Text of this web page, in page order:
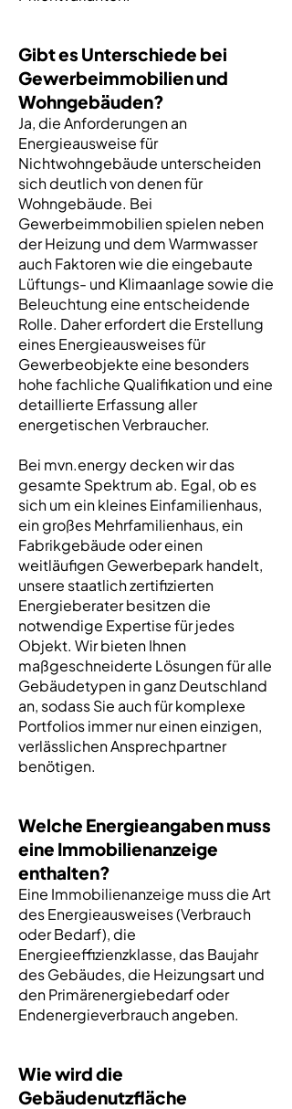
Gibt es Unterschiede bei
Gewerbeimmobilien und
Wohngebäuden?
Ja, die Anforderungen an
Energieausweise für
Nichtwohngebäude unterscheiden
sich deutlich von denen für
Wohngebäude. Bei
Gewerbeimmobilien spielen neben
der Heizung und dem Warmwasser
auch Faktoren wie die eingebaute
Lüftungs- und Klimaanlage sowie die
Beleuchtung eine entscheidende
Rolle. Daher erfordert die Erstellung
eines Energieausweises für
Gewerbeobjekte eine besonders
hohe fachliche Qualifikation und eine
detaillierte Erfassung aller
energetischen Verbraucher.
Bei mvn.energy decken wir das
gesamte Spektrum ab. Egal, ob es
sich um ein kleines Einfamilienhaus,
ein großes Mehrfamilienhaus, ein
Fabrikgebäude oder einen
weitläufigen Gewerbepark handelt,
unsere staatlich zertifizierten
Energieberater besitzen die
notwendige Expertise für jedes
Objekt. Wir bieten Ihnen
maßgeschneiderte Lösungen für alle
Gebäudetypen in ganz Deutschland
an, sodass Sie auch für komplexe
Portfolios immer nur einen einzigen,
verlässlichen Ansprechpartner
benötigen.
Welche Energieangaben muss
eine Immobilienanzeige
enthalten?
Eine Immobilienanzeige muss die Art
des Energieausweises (Verbrauch
oder Bedarf), die
Energieeffizienzklasse, das Baujahr
des Gebäudes, die Heizungsart und
den Primärenergiebedarf oder
Endenergieverbrauch angeben.
Wie wird die
Gebäudenutzfläche